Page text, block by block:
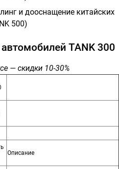
и дооснащение китайских
500)
TANK 300
— скидки 10-30%
Описание